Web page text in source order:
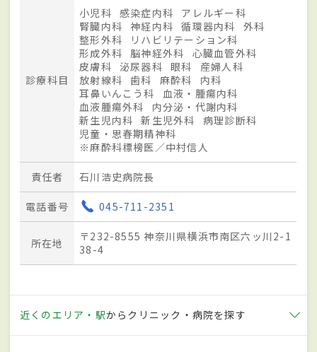
診療科目
小児科 感染症内科
アレルギー科
腎臓内科
神経内科 循環器内科
外科
整形外科
リハビリテーション科
形成外科
脳神経外科
心臓血管外科
皮膚科
泌尿器科 眼科
産婦人科
放射線科
歯科 麻酔科
内科
耳鼻いんこう科
血液・腫瘍内科
血液腫瘍外科
内分泌・代謝内科
新生児内科
新生児外科
病理診断科
児童・思春期精神科
※麻酔科標榜医／中村信人
責任者 石川浩史病院長
電話番号 045-711-2351
所在地
〒232-8555 神奈川県横浜市南区六ッ川2-1
38-4
近くのエリア・駅からクリニック・病院を探す